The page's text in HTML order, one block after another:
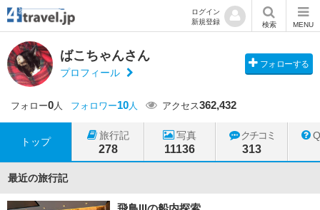
ログイン
新規登録
検索 MENU
ばこちゃんさん
プロフィール
フォローする
フォロー0人 フォロワー10人 アクセス362,432
トップ
旅行記
278
写真
11136
クチコミ
313
最近の旅行記